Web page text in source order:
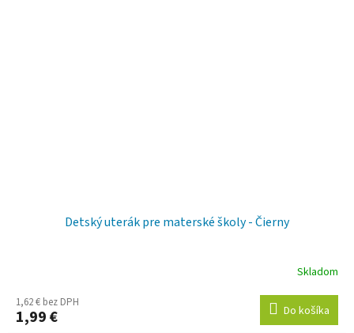
Detský uterák pre materské školy - Čierny
Skladom
1,62 € bez DPH
1,99 € Do košíka